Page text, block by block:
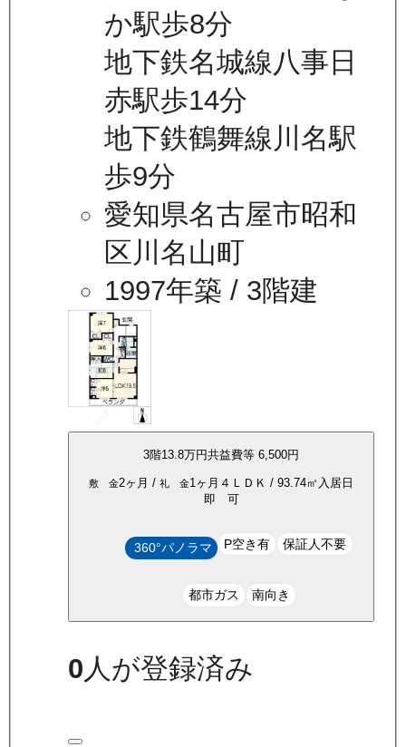
か駅歩8分
地下鉄名城線八事日
赤駅歩14分
地下鉄鶴舞線川名駅
歩9分
愛知県名古屋市昭和
区川名山町
1997年築 / 3階建
3階13.8万円共益費等 6,500円
敷 金2ヶ月 / 礼 金1ヶ月 ４ＬＤＫ / 93.74㎡ 入居日
即 可
360°パノラマ P空き有 保証人不要
都市ガス 南向き
0人が登録済み